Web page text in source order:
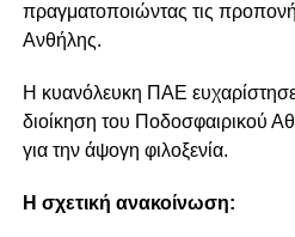
πραγματοποιώντας τις
Ανθήλης.
Η κυανόλευκη ΠΑΕ
διοίκηση του Ποδοσφαιρικού
για την άψογη φιλοξενία.
Η σχετική ανακοίνωση: